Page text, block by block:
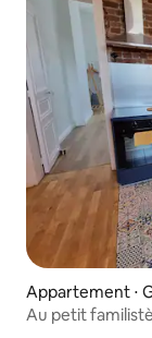
Appartement ⋅
Au petit